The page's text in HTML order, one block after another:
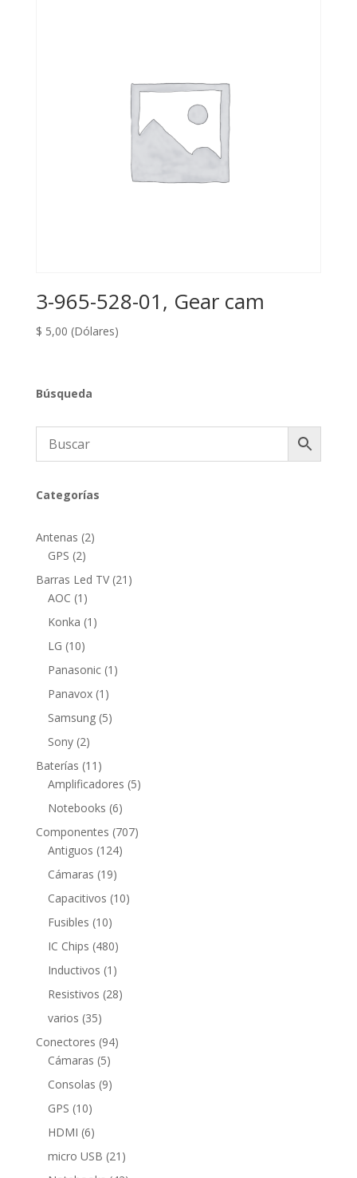
3-965-528-01, Gear cam
$ 5,00 (Dólares)
Búsqueda
Categorías
Antenas 22
GPS 22
productos
Barras Led TV 21 21
AOC 1 1
producto
Konka 1 1
LG 1010
productos
Panasonic 1 1
Panavox 1 1
producto
Samsung 55
Sony 22
productos
Baterías 11 11
productos
Amplificadores 55
Notebooks 66
productos
Componentes 707707
Antiguos 124124
Cámaras 1919
productos
Capacitivos 1010
Fusibles 1010
productos
IC Chips 480480
productos
Inductivos 1 1
producto
Resistivos 2828
varios 3535
productos
Conectores 9494
Cámaras 55
productos
Consolas 99
GPS 1010
productos
HDMI 66
productos
micro USB 21 21
productos